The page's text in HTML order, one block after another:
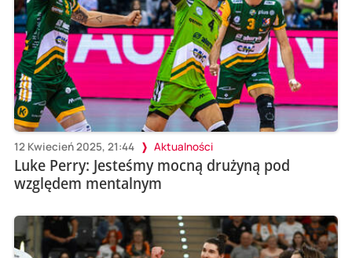
12 Kwiecień 2025, 21:44 Aktualności
Luke Perry: Jesteśmy mocną drużyną pod
względem mentalnym